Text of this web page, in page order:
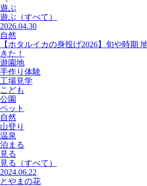
遊ぶ
遊ぶ （すべて）
2026.04.30
自然
【ホタルイカの身投げ2026】旬や時期
きた！
遊園地
手作り体験
工場見学
こども
公園
ペット
自然
山登り
温泉
泊まる
見る
見る
（すべて）
2024.06.22
とやまの花